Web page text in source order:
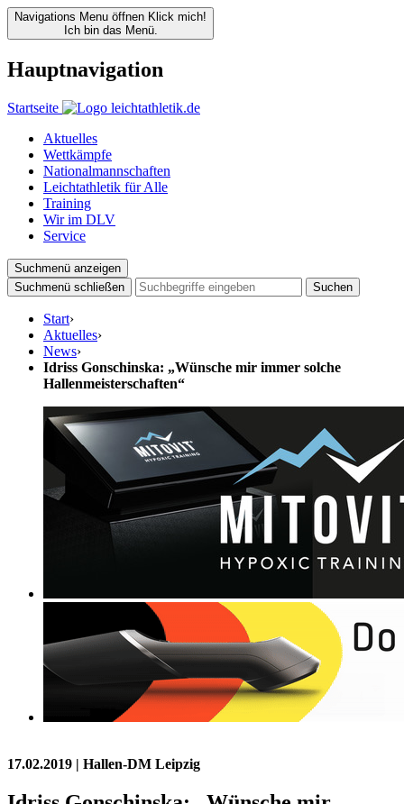
Navigations Menu öffnen Klick mich!
Ich bin das Menü.
Hauptnavigation
Startseite
Aktuelles
Wettkämpfe
Nationalmannschaften
Leichtathletik für Alle
Training
Wir im DLV
Service
Suchmenü anzeigen
Suchmenü schließen
Suchen
Start›
Aktuelles›
News›
Idriss Gonschinska: „Wünsche mir immer solche
Hallenmeisterschaften“
17.02.2019 | Hallen-DM Leipzig